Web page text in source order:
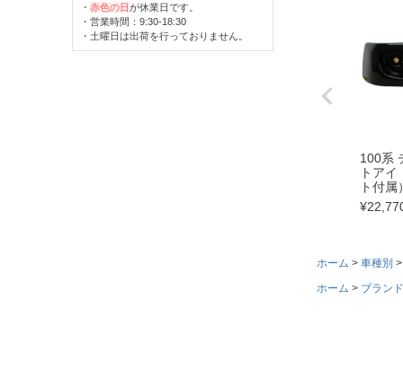
・ 赤色の日が休業日です。
・営業時間：9:30-18:30
・土曜日は出荷を行っておりません。
100系
トア
ト付属
¥
ホーム
車種別
ホーム
ブラン